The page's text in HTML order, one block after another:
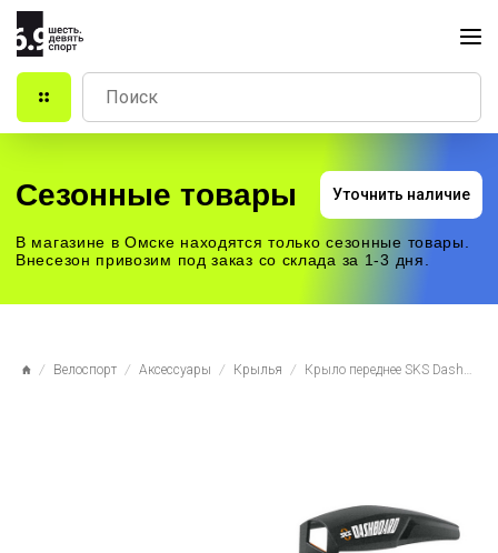
Сезонные товары
В магазине в Омске находятся только сезонные товары.
Внесезон привозим под заказ со склада за 1-3 дня.
Велоспорт Аксессуары Крылья